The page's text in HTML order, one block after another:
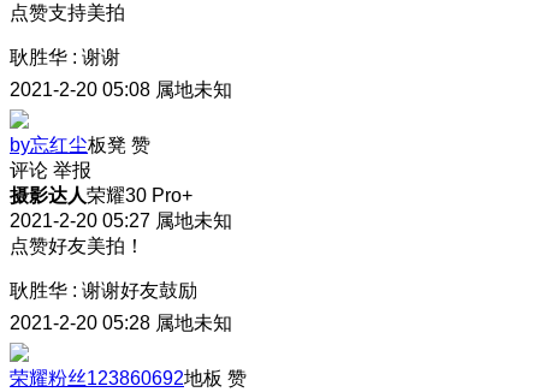
点赞支持美拍
耿胜华 : 谢谢
2021-2-20 05:08 属地未知
by忘红尘板凳 赞
评论 举报
摄影达人荣耀30 Pro+
2021-2-20 05:27 属地未知
点赞好友美拍！
耿胜华 : 谢谢好友鼓励
2021-2-20 05:28 属地未知
荣耀粉丝123860692地板 赞